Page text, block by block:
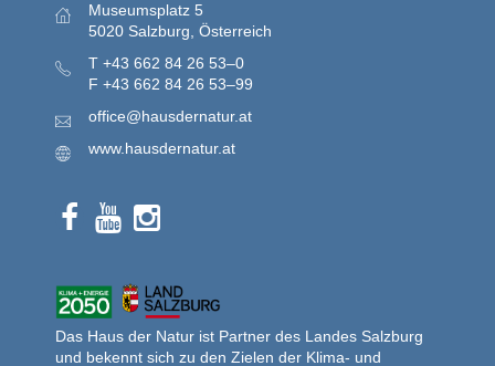
Museumsplatz 5
5020 Salzburg, Österreich
T +43 662 84 26 53–0
F +43 662 84 26 53–99
office@hausdernatur.at
www.hausdernatur.at
Das Haus der Natur ist Partner des Landes Salzburg
und bekennt sich zu den Zielen der Klima- und